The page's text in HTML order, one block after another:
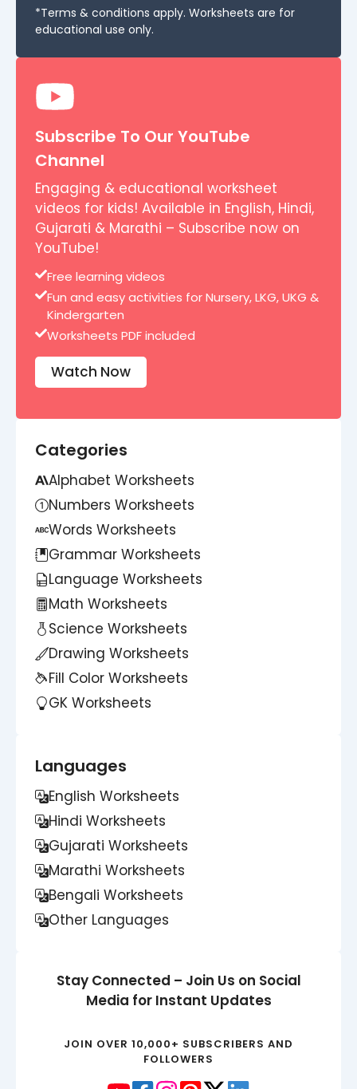
*Terms & conditions apply. Worksheets are for
educational use only.
Subscribe To Our YouTube
Channel
Engaging & educational worksheet
videos for kids! Available in English, Hindi,
Gujarati & Marathi – Subscribe now on
YouTube!
Free learning videos
Fun and easy activities for Nursery, LKG, UKG &
Kindergarten
Worksheets PDF included
Watch Now
Categories
Alphabet Worksheets
Numbers Worksheets
Words Worksheets
Grammar Worksheets
Language Worksheets
Math Worksheets
Science Worksheets
Drawing Worksheets
Fill Color Worksheets
GK Worksheets
Languages
English Worksheets
Hindi Worksheets
Gujarati Worksheets
Marathi Worksheets
Bengali Worksheets
Other Languages
Stay Connected – Join Us on Social
Media for Instant Updates
JOIN OVER 10,000+ SUBSCRIBERS AND
FOLLOWERS